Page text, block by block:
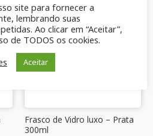
Frasco de Vidro luxo – Prata
300ml
site para fornecer a
lembrando suas
Ao clicar em “Aceitar”,
de TODOS os cookies.
Aceitar